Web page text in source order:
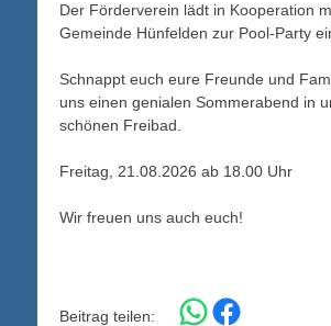
Der Förderverein lädt in Kooperation
Gemeinde Hünfelden zur Pool-Party
Schnappt euch eure Freunde und
uns einen genialen Sommerabend in
schönen Freibad.
Freitag, 21.08.2026 ab 18.00 Uhr
Wir freuen uns auch euch!
Beitrag teilen: Share on WhatsApp
Share on Facebook